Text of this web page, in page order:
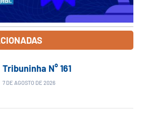
Tribuninha N° 161
7 DE AGOSTO DE 2026